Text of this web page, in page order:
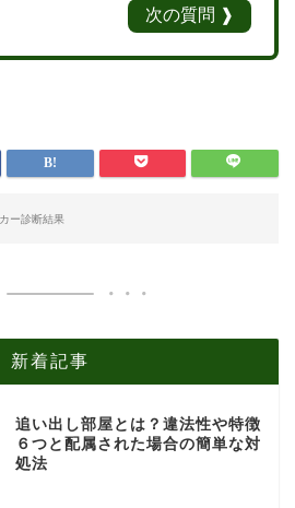
ー診断結果
新着記事
追い出し部屋とは？違法性や特徴
６つと配属された場合の簡単な対
処法